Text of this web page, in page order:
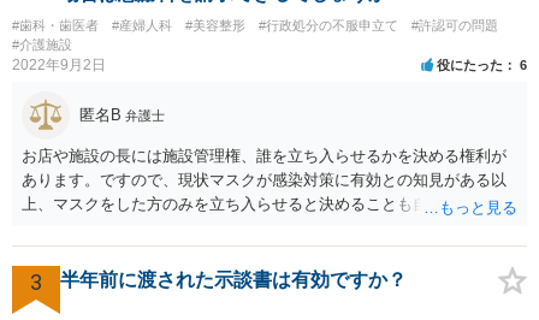
#歯科・歯医者 #産婦人科 #美容整形 #行政処分の不服申立て
#許認可の問題
#介護施設
2022年9月2日 役にたった 6
匿名B 弁護士
お店や施設の長には施設管理権、誰を立ち入らせるかを決める権利が
あります。ですので、現状マスクが感染対策に有効との知見がある以
上、マスクをした方のみを立ち入らせると決めることも自由であり、
など公益的な側面のある業種ですと、公衆浴場法など各種業法で定め
られた理由以外での利用拒否は禁止されていますし、公の施設でもマ
スクなしだけでの利用拒否は問題となりえますが、民間のお店に対し
3 半年前に渡された示談書は有効ですか？